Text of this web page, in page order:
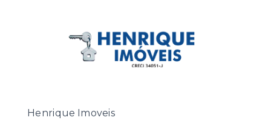
Henrique Imoveis